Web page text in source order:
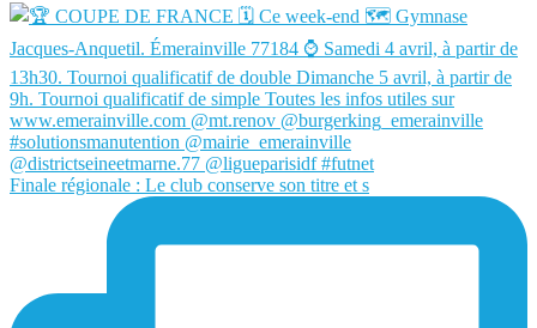
Finale régionale : Le club conserve son titre et s